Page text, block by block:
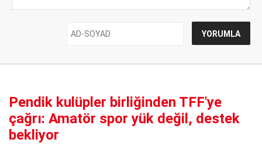
Pendik kulüpler birliğinden TFF'ye
çağrı: Amatör spor yük değil, destek
bekliyor